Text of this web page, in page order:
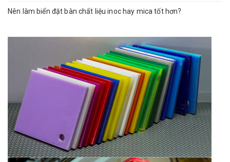
Nên làm biển đặt bàn chất liệu inoc hay mica tốt hơn?